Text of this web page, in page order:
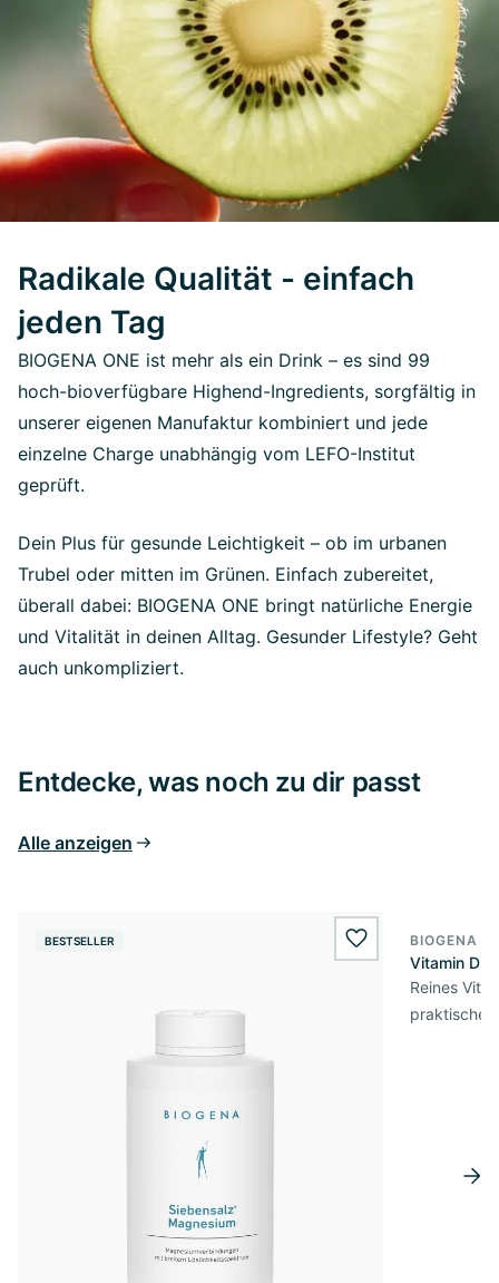
Radikale Qualität - einfach
jeden Tag
BIOGENA ONE ist mehr als ein Drink – es sind 99
hoch-bioverfügbare Highend-Ingredients, sorgfältig in
unserer eigenen Manufaktur kombiniert und jede
einzelne Charge unabhängig vom LEFO-Institut
geprüft.
Dein Plus für gesunde Leichtigkeit – ob im urbanen
Trubel oder mitten im Grünen. Einfach zubereitet,
überall dabei: BIOGENA ONE bringt natürliche Energie
und Vitalität in deinen Alltag. Gesunder Lifestyle? Geht
auch unkompliziert.
Entdecke, was noch zu dir passt
Alle anzeigen
BESTSELLER wishlist.add
BIOGENA
Vitamin D3
Reines
praktischer